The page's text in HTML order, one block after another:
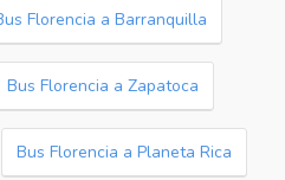
Florencia a Barranquilla
Bus Florencia a Zapatoca
Bus Florencia a Planeta Rica